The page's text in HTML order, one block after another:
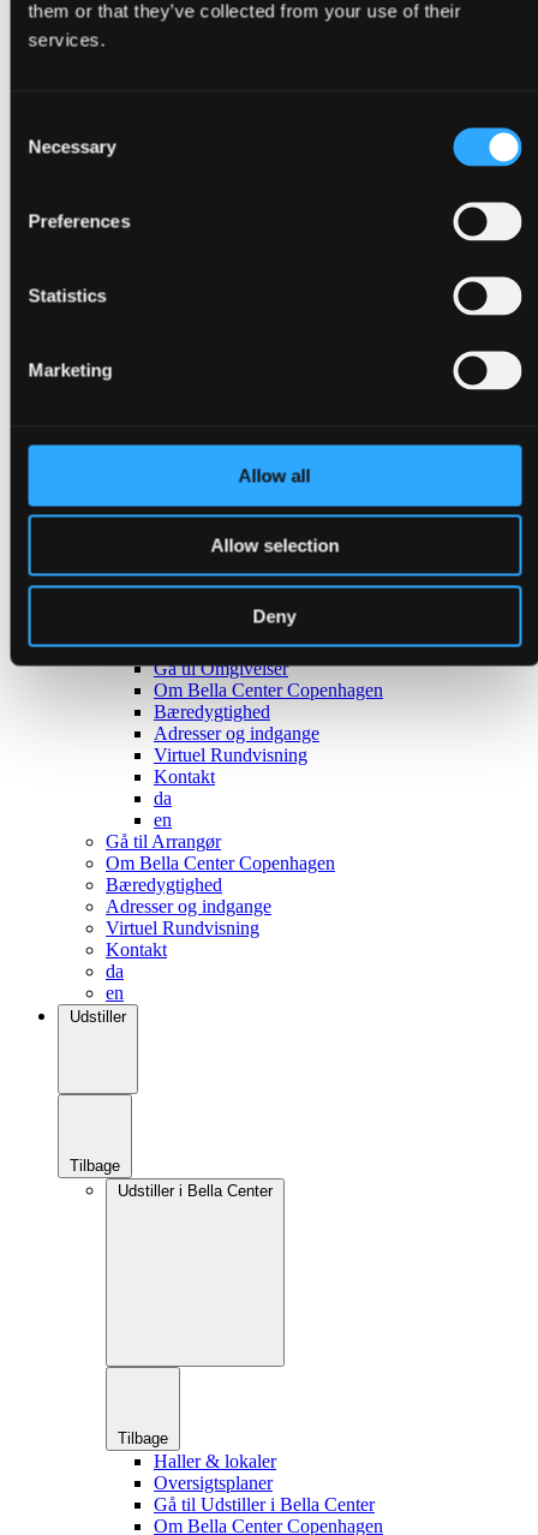
them or that they’ve collected from your use of their
services.
Selection
Necessary
Preferences
Statistics
Marketing
Allow all
Allow selection
Deny
Om København
Gå til Omgivelser
Om Bella Center Copenhagen
Bæredygtighed
Adresser og indgange
Virtuel Rundvisning
Kontakt
da
en
Gå til Arrangør
Om Bella Center Copenhagen
Bæredygtighed
Adresser og indgange
Virtuel Rundvisning
Kontakt
da
en
Udstiller
Tilbage
Udstiller i Bella Center
Tilbage
Haller & lokaler
Oversigtsplaner
Gå til Udstiller i Bella Center
Om Bella Center Copenhagen